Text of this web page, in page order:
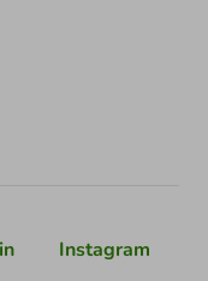
Instagram